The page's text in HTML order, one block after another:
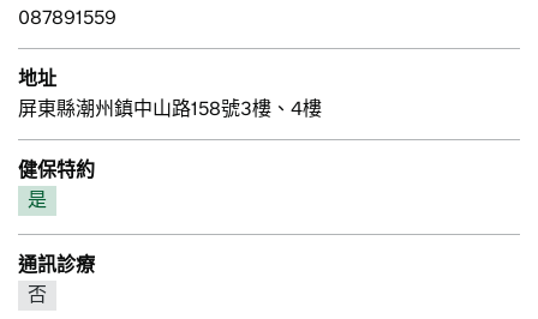
087891559
地址
屏東縣潮州鎮中山路158號3樓、4樓
健保特約
是
通訊診療
否